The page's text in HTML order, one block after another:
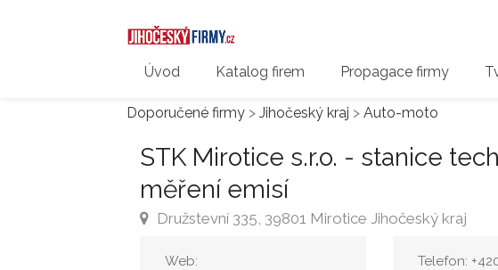
Úvod Katalog firem Propagace firmy
Doporučené firmy > Jihočeský kraj > Auto-moto
STK Mirotice s.r.o. - stanice
měření emisí
Družstevní 335, 39801 Mirotice Jihočeský kraj
Web:
Telefon: